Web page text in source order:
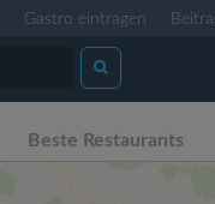
Gastro eintragen
Beste Restaurants